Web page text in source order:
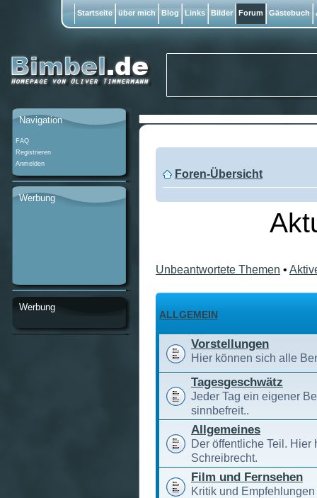
Foren-Übersicht
Unbeantwortete Themen •
ALLGEMEIN
Vorstellungen
Hier können sich alle
Tagesgeschwätz
Jeder Tag ein eigener
sinnbefreit..
Allgemeines
Der öffentliche Teil. Hier
Schreibrecht.
Film und Fernsehen
Kritik und Empfehlungen
Navigation
FAQ
Registrieren
Anmelden
Werbung
Werbung
Startseite über mich Blog Links Bilder Forum Gästebuch